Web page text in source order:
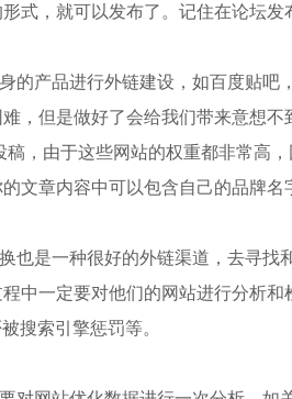
式，就可以发布了。记住在论坛
的产品进行外链建设，如百度贴吧
，但是做好了会给我们带来意想不
，由于这些网站的权重都非常高
文章内容中可以包含自己的品牌
也是一种很好的外链渠道，去寻找
中一定要对他们的网站进行分析
搜索引擎惩罚等。